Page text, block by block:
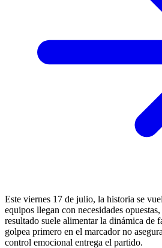
Este viernes 17 de julio, la historia se
equipos llegan con necesidades
resultado suele alimentar la dinámica de
golpea primero en el marcador no
control emocional entrega el partido.